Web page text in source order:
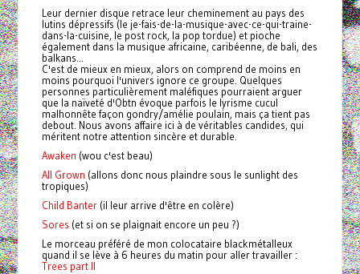
Leur dernier disque retrace leur cheminement au pays des
lutins dépressifs (le je-fais-de-la-musique-avec-ce-qui-traine-
dans-la-cuisine, le post rock, la pop tordue) et pioche
également dans la musique africaine, caribéenne, de bali, des
balkans...
C'est de mieux en mieux, alors on comprend de moins en
moins pourquoi l'univers ignore ce groupe. Quelques
personnes particulièrement maléfiques pourraient arguer
que la naïveté d'Obtn évoque parfois le lyrisme cucul
malhonnête façon gondry/amélie poulain, mais ça tient pas
debout. Nous avons affaire ici à de véritables candides, qui
méritent notre attention sincère et durable.
Awaken (wou c'est beau)
All Grown (allons donc nous plaindre sous le sunlight des
tropiques)
Child Banter(il leur arrive d'être en colère)
Sores (et si on se plaignait encore un peu ?)
Le morceau préféré de mon colocataire blackmétalleux
quand il se lève à 6 heures du matin pour aller travailler :
Trees part II